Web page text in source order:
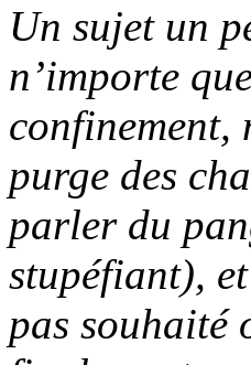
Un sujet un
n’importe
confinement,
purge des
parler du
stupéfiant),
pas souhaité